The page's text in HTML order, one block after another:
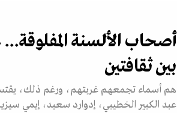
أصحاب الألسنة
بين ثقافتين
هم أسماء تجمعهم غربتهم، ورغم ذلك،
عبد الكبير الخطيبي، إدوارد سعيد، إيمي